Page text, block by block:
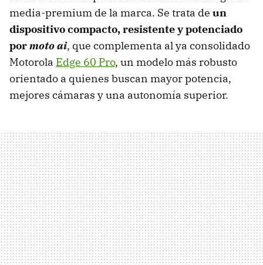
media-premium de la marca. Se trata de un
dispositivo compacto, resistente y potenciado
pormoto ai, que complementa al ya consolidado
Motorola Edge 60 Pro, un modelo más robusto
orientado a quienes buscan mayor potencia,
mejores cámaras y una autonomía superior.